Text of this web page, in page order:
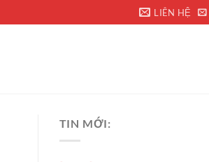
LIÊN HỆ
TIN MỚI: